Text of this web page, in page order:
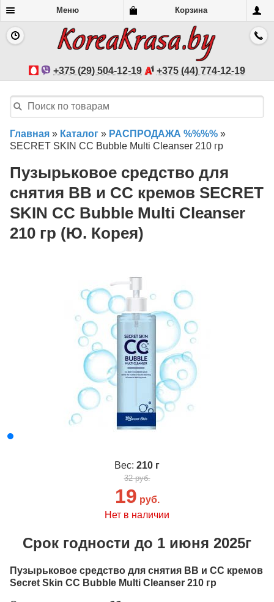
Меню Корзина
+375 (29) 504-12-19 +375 (44) 774-12-19
Главная » Каталог » РАСПРОДАЖА %%%% »
SECRET SKIN CC Bubble Multi Cleanser 210 гр
Пузырьковое средство для
снятия ВВ и СС кремов SECRET
SKIN CC Bubble Multi Cleanser
210 гр (Ю. Корея)
Вес: 210 г
32 руб.
19 руб.
Нет в наличии
Срок годности до 1 июня 2025г
Пузырьковое средство для снятия ВВ и СС кремов
Secret Skin CC Bubble Multi Cleanser 210 гр